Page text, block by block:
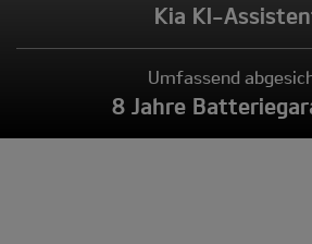
Kia KI-
Umfassend
8 Jahre